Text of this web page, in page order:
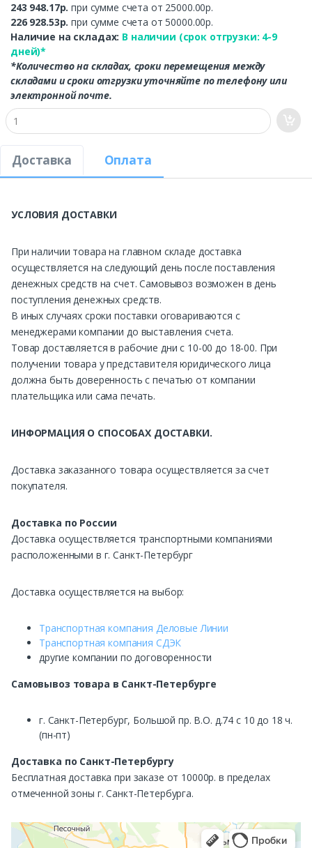
243 948.17р.при сумме счета от 25000.00р.
226 928.53р.при сумме счета от 50000.00р.
Наличие на складах: В наличии (срок отгрузки: 4-9
дней)*
*Количество на складах, сроки перемещения между
складами и сроки отгрузки уточняйте по телефону или
электронной почте.
Доставка Оплата
УСЛОВИЯ ДОСТАВКИ
При наличии товара на главном складе доставка
осуществляется на следующий день после поставления
денежных средств на счет. Самовывоз возможен в день
поступления денежных средств.
В иных случаях сроки поставки оговариваются с
менеджерами компании до выставления счета.
Товар доставляется в рабочие дни с 10-00 до 18-00. При
получении товара у представителя юридического лица
должна быть доверенность с печатью от компании
плательщика или сама печать.
ИНФОРМАЦИЯ О СПОСОБАХ ДОСТАВКИ.
Доставка заказанного товара осуществляется за счет
покупателя.
Доставка по России
Доставка осуществляется транспортными компаниями
расположенными в г. Санкт-Петербург
Доставка осуществляется на выбор:
Транспортная компания Деловые Линии
Транспортная компания СДЭК
другие компании по договоренности
Самовывоз товара в Санкт-Петербурге
г. Санкт-Петербург, Большой пр. В.О. д.74 с 10 до 18 ч.
(пн-пт)
Доставка по Санкт-Петербургу
Бесплатная доставка при заказе от 10000р. в пределах
отмеченной зоны г. Санкт-Петербурга.